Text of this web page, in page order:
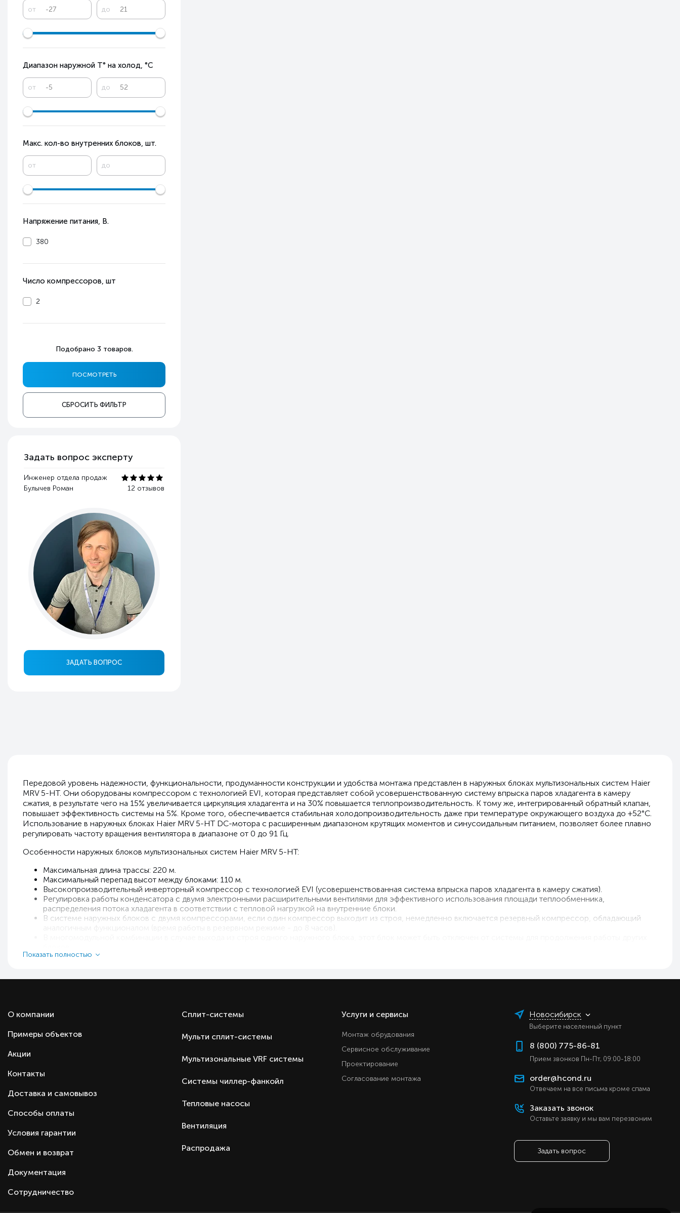
от до
Диапазон наружной T° на холод, °С
от до
Макс. кол-во внутренних блоков, шт.
от до
Напряжение питания, В.
380
Число компрессоров, шт
2
Подобрано 3 товаров.
СБРОСИТЬ ФИЛЬТР
Задать вопрос эксперту
Инженер отдела продаж
Булычев Роман
12 отзывов
ЗАДАТЬ ВОПРОС
Передовой уровень надежности, функциональности, продуманности конструкции и удобства монтажа представлен в наружных блоках мультизональных систем Haier
MRV 5-HT. Они оборудованы компрессором с технологией EVI, которая представляет собой усовершенствованную систему впрыска паров хладагента в камеру
сжатия, в результате чего на 15% увеличивается циркуляция хладагента и на 30% повышается теплопроизводительность. К тому же, интегрированный обратный клапан,
повышает эффективность системы на 5%. Кроме того, обеспечивается стабильная холодопроизводительность даже при температуре окружающего воздуха до +52°С.
Использование в наружных блоках Haier MRV 5-HT DC-мотора с расширенным диапазоном крутящих моментов и синусоидальным питанием, позволяет более плавно
регулировать частоту вращения вентилятора в диапазоне от 0 до 91 Гц.
Особенности наружных блоков мультизональных систем Haier MRV 5-HT:
Максимальная длина трассы: 220 м.
Максимальный перепад высот между блоками: 110 м.
Высокопроизводительный инверторный компрессор с технологией EVI (усовершенствованная система впрыска паров хладагента в камеру сжатия).
Регулировка работы конденсатора с двумя электронными расширительными вентилями для эффективного использования площади теплообменника,
распределения потока хладагента в соответствии с тепловой нагрузкой на внутренние блоки.
В системе наружных блоков с двумя компрессорами, если один компрессор выходит из строя, немедленно включается резервный компрессор, обладающий
Модуль контроллера наружного блока автоматически осуществляет поиск и устанавливает адреса внутренним блокам системы.
Показать полностью
О компании
Примеры объектов
Акции
Контакты
Доставка и самовывоз
Способы оплаты
Условия гарантии
Обмен и возврат
Документация
Сотрудничество
Сплит-системы
Мульти сплит-системы
Мультизональные VRF системы
Системы чиллер-фанкойл
Тепловые насосы
Вентиляция
Распродажа
Услуги и сервисы
Монтаж обрудования
Сервисное обслуживание
Проектирование
Согласование монтажа
Новосибирск
Выберите населенный пункт
8 (800) 775-86-81
Прием звонков Пн-Пт, 09:00-18:00
order@hcond.ru
Отвечаем на все письма кроме спама
Заказать звонок
Оставьте заявку и мы вам перезвоним
Задать вопрос